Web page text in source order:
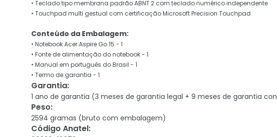
• Teclado tipo membrana padrão ABNT 2 com teclado numérico independente
• Touchpad multi gestual com certificação Microsoft Precision Touchpad
Conteúdo da Embalagem:
• Notebook Acer Aspire Go 15 - 1
• Fonte de alimentação do notebook - 1
• Manual em português do Brasil - 1
• Termo de garantia - 1
Garantia:
1 ano de garantia (3 meses de garantia legal + 9 meses de garantia
Peso:
2594 gramas (bruto com embalagem)
Código Anatel: